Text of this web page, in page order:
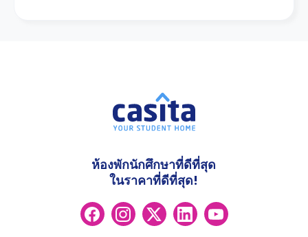
ห้องพักนักศึกษาที่ดีที่สุด
ในราคาที่ดีที่สุด!